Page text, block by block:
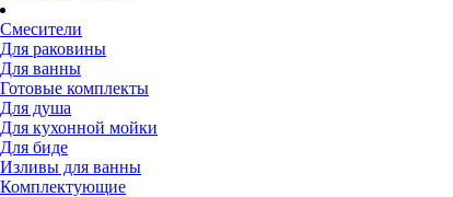
Смесители
Для раковины
Для ванны
Готовые комплекты
Для душа
Для кухонной мойки
Для биде
Изливы для ванны
Комплектующие